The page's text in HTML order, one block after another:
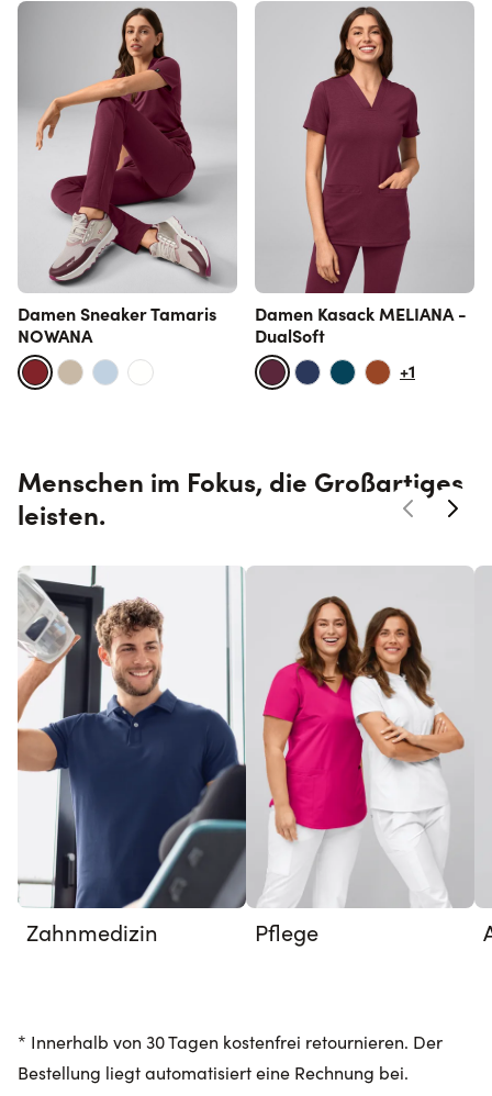
Damen Sneaker Tamaris
NOWANA
Damen Kasack MELIANA -
DualSoft
+1
Menschen im Fokus, die Großartiges
leisten.
Zahnmedizin Pflege
* Innerhalb von 30 Tagen kostenfrei retournieren. Der
Bestellung liegt automatisiert eine Rechnung bei.